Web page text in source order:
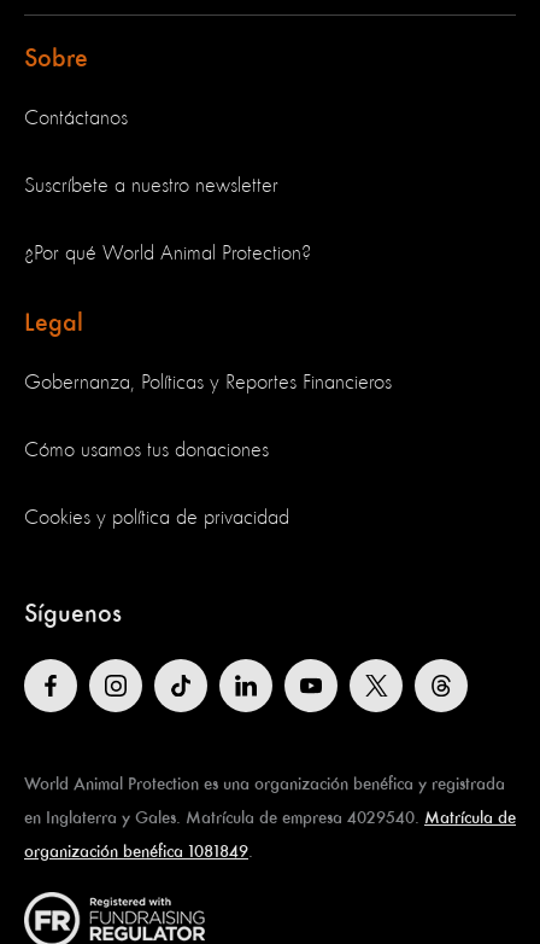
Sobre
Contáctanos
Suscríbete a nuestro newsletter
¿Por qué World Animal Protection?
Legal
Gobernanza, Políticas y Reportes Financieros
Cómo usamos tus donaciones
Cookies y política de privacidad
Síguenos
World Animal Protection es una organización benéfica y registrada
en Inglaterra y Gales. Matrícula de empresa 4029540. Matrícula de
organización benéfica 1081849